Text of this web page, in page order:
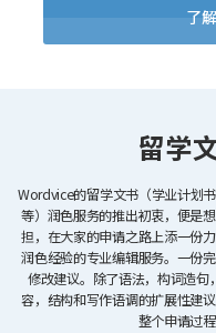
了
留学
Wordvice的留学文书（学业计划
等）润色服务的推出初衷，便是
担，在大家的申请之路上添一份
润色经验的专业编辑服务。一份
修改建议。除了语法，构词造
容，结构和写作语调的扩展性建
整个申请过